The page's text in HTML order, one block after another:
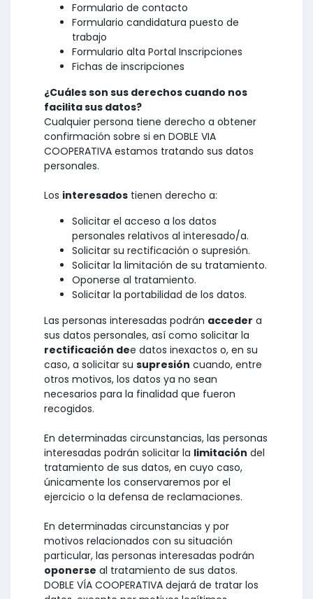
Formulario de contacto
Formulario candidatura puesto de
trabajo
Formulario alta Portal Inscripciones
Fichas de inscripciones
¿Cuáles son sus derechos cuando nos
facilita sus datos?
Cualquier persona tiene derecho a obtener
confirmación sobre si en DOBLE VIA
COOPERATIVA estamos tratando sus datos
personales.
Los interesados tienen derecho a:
Solicitar el acceso a los datos
personales relativos al interesado/a.
Solicitar su rectificación o supresión.
Solicitar la limitación de su tratamiento.
Oponerse al tratamiento.
Solicitar la portabilidad de los datos.
Las personas interesadas podrán acceder a
sus datos personales, así como solicitar la
rectificación dee datos inexactos o, en su
caso, a solicitar su supresión cuando, entre
otros motivos, los datos ya no sean
necesarios para la finalidad que fueron
recogidos.
En determinadas circunstancias, las personas
interesadas podrán solicitar la limitación del
tratamiento de sus datos, en cuyo caso,
únicamente los conservaremos por el
ejercicio o la defensa de reclamaciones.
En determinadas circunstancias y por
motivos relacionados con su situación
particular, las personas interesadas podrán
oponerse al tratamiento de sus datos.
DOBLE VÍA COOPERATIVA dejará de tratar los